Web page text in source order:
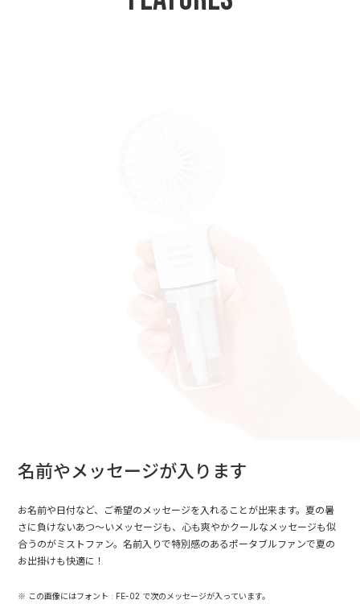
名前やメッセージが入ります
お名前や日付など、ご希望のメッセージを入れることが出来ます。夏の暑
さに負けないあつ～いメッセージも、心も爽やかクールなメッセージも似
合うのがミストファン。名前入りで特別感のあるポータブルファンで夏の
お出掛けも快適に！
※ この画像にはフォント : FE-02 で次のメッセージが入っています。